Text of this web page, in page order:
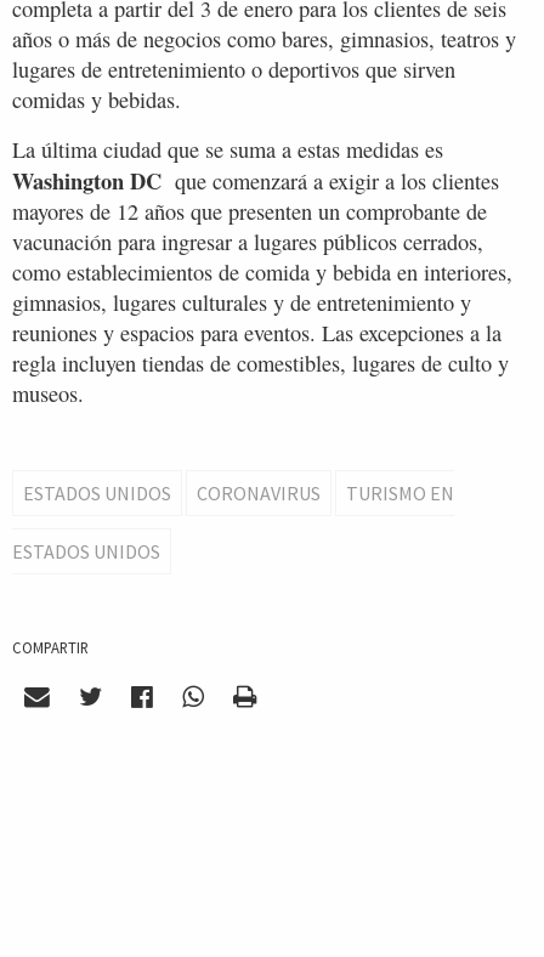
completa a partir del 3 de enero para los clientes de seis
años o más de negocios como bares, gimnasios, teatros y
lugares de entretenimiento o deportivos que sirven
comidas y bebidas.
La última ciudad que se suma a estas medidas es
Washington DC que comenzará a exigir a los clientes
mayores de 12 años que presenten un comprobante de
vacunación para ingresar a lugares públicos cerrados,
como establecimientos de comida y bebida en interiores,
gimnasios, lugares culturales y de entretenimiento y
reuniones y espacios para eventos. Las excepciones a la
regla incluyen tiendas de comestibles, lugares de culto y
museos.
ESTADOS UNIDOS CORONAVIRUS TURISMO EN
ESTADOS UNIDOS
COMPARTIR